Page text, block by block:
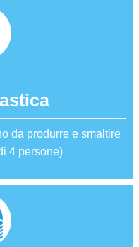
da produrre e smaltire
4 persone)